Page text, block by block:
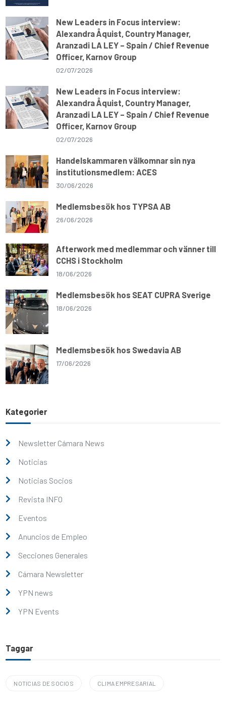
New Leaders in Focus interview:
Alexandra Åquist, Country Manager,
Aranzadi LA LEY – Spain / Chief Revenue
Officer, Karnov Group
02/07/2026
New Leaders in Focus interview:
Alexandra Åquist, Country Manager,
Aranzadi LA LEY – Spain / Chief Revenue
Officer, Karnov Group
02/07/2026
Handelskammaren välkomnar sin nya
institutionsmedlem: ACES
30/06/2026
Medlemsbesök hos TYPSA AB
26/06/2026
Afterwork med medlemmar och vänner till
CCHS i Stockholm
18/06/2026
Medlemsbesök hos SEAT CUPRA Sverige
18/06/2026
Medlemsbesök hos Swedavia AB
17/06/2026
Kategorier
Newsletter Cámara News
Noticias
Noticias Socios
Revista INFO
Eventos
Anuncios de Empleo
Secciones Generales
Cámara Newsletter
YPN news
YPN Events
Taggar
NOTICIAS DE SOCIOS CLIMA EMPRESARIAL